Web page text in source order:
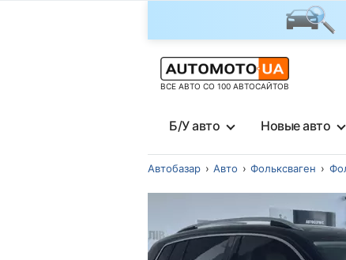
ВСЕ АВТО СО 100 АВТОСАЙТОВ
Б/У авто Новые авто
Автобазар Авто Фольксваген